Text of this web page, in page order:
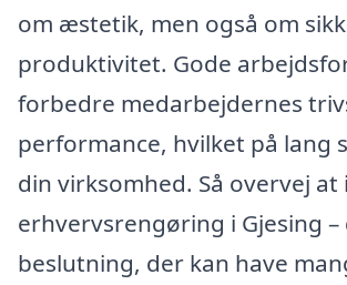
om æstetik, men også om
produktivitet. Gode
forbedre medarbejdernes
performance, hvilket på lang
din virksomhed. Så overvej at
erhvervsrengøring i Gjesing –
beslutning, der kan have